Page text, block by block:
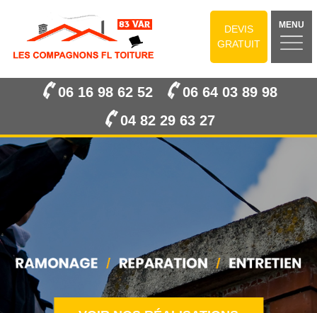
DEVIS
GRATUIT
MENU
06 16 98 62 52
06 64 03 89 98
04 82 29 63 27